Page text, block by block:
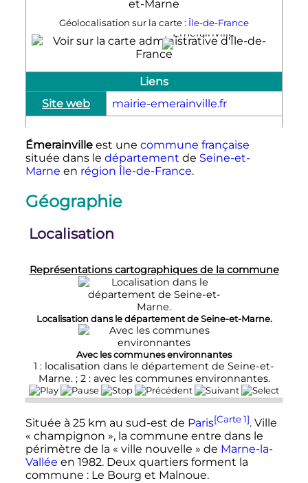
Géolocalisation sur la carte : Île-de-France
Émerainville
Liens
Site web
mairie-emerainville.fr
Émerainvilleest une commune française
située dans le département de Seine-et-
Marne en région Île-de-France.
Géographie
Localisation
Représentations cartographiques de la commune
Localisation dans le département de Seine-et-Marne.
Avec les communes environnantes
1 : localisation dans le département de Seine-et-
Marne. ; 2 : avec les communes environnantes.
Située à 25 km au sud-est de Paris[Carte 1]. Ville
« champignon », la commune entre dans le
périmètre de la « ville nouvelle » de Marne-la-
Vallée en 1982. Deux quartiers forment la
commune : Le Bourg et Malnoue.